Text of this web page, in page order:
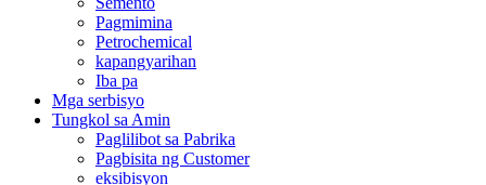
Pagmimina
Petrochemical
kapangyarihan
Iba pa
Mga serbisyo
Tungkol sa Amin
Paglilibot sa Pabrika
Pagbisita ng Customer
eksibisyon